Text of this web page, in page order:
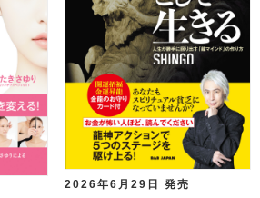
2026年6月29日 発売